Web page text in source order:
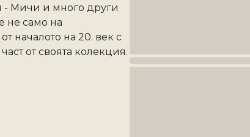
- Мичи и много други
не само на
началото на 20. век с
от своята колекция.